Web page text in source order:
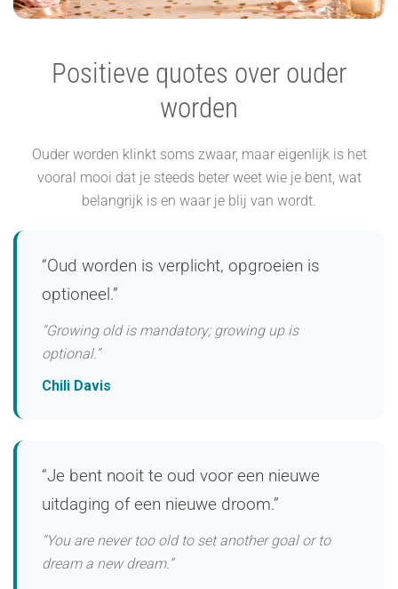
Positieve quotes over ouder
worden
Ouder worden klinkt soms zwaar, maar eigenlijk is het
vooral mooi dat je steeds beter weet wie je bent, wat
belangrijk is en waar je blij van wordt.
“Oud worden is verplicht, opgroeien is
optioneel.”
“Growing old is mandatory; growing up is
optional.”
Chili Davis
“Je bent nooit te oud voor een nieuwe
uitdaging of een nieuwe droom.”
“You are never too old to set another goal or to
dream a new dream.”